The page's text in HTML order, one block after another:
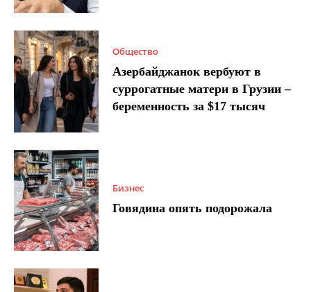
Общество
Азербайджанок вербуют в
суррогатные матери в Грузии –
беременность за $17 тысяч
Бизнес
Говядина опять подорожала